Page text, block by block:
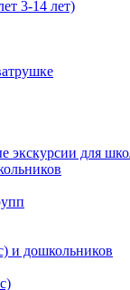
3-14 лет)
экскурсии для
и дошкольников